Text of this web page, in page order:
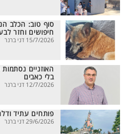
סוף טוב: הכלב
חיפושים וחזר
15/7/2026 דני ברנר
האוזניים
בלי כאבים
12/7/2026 דני ברנר
פותחים עתיד
29/6/2026 דני ברנר